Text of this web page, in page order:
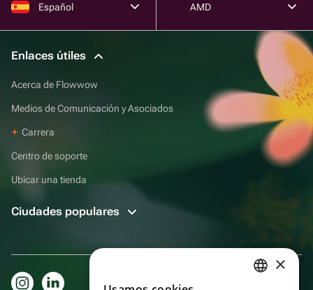
Español AMD
Enlaces útiles
Acerca de Flowwow
Medios de Comunicación y Asociados
Carrera
Centro de soporte
Ubicar una tienda
Ciudades populares
×